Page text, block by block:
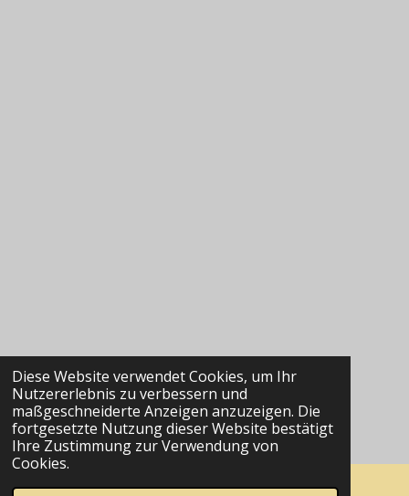
Diese Website verwendet Cookies, um Ihr
Nutzererlebnis zu verbessern und
maßgeschneiderte Anzeigen anzuzeigen. Die
fortgesetzte Nutzung dieser Website bestätigt
Ihre Zustimmung zur Verwendung von
Cookies.